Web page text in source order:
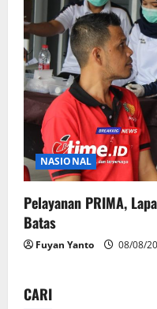
NASIONAL
Pelayanan PRIMA,
Batas
Fuyan Yanto 08/08/
CARI